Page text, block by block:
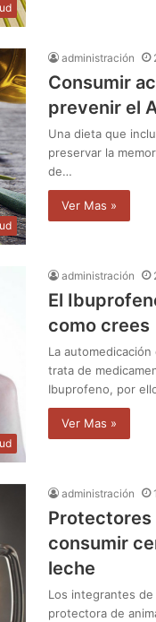
administración
Consumir
prevenir el
Una dieta que
preservar la
de…
Ver Mas »
administración
El
como crees
La
trata de
Ibuprofeno, por
Ver Mas »
administración
Protectores
consumir
leche
Los integrantes
protectora de